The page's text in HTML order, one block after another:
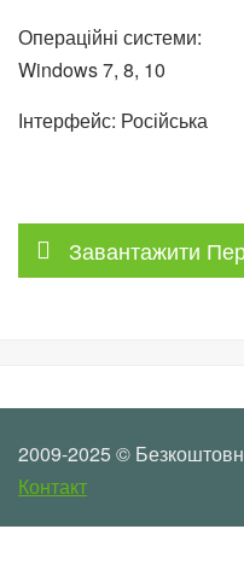
Операційні системи:
Windows 7, 8, 10
Інтерфейс: Російська
Завантажити
2009-2025 ©
Контакт